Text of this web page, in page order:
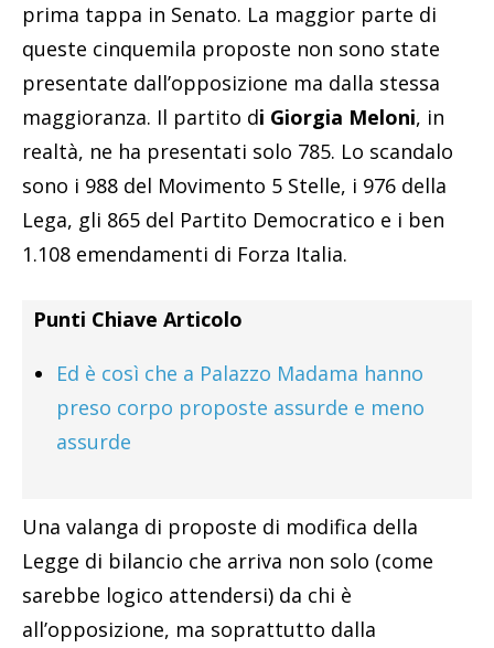
prima tappa in Senato. La maggior parte di
queste cinquemila proposte non sono state
presentate dall’opposizione ma dalla stessa
maggioranza. Il partito di Giorgia Meloni, in
realtà, ne ha presentati solo 785. Lo scandalo
sono i 988 del Movimento 5 Stelle, i 976 della
Lega, gli 865 del Partito Democratico e i ben
1.108 emendamenti di Forza Italia.
Punti Chiave Articolo
Ed è così che a Palazzo Madama hanno
preso corpo proposte assurde e meno
assurde
Una valanga di proposte di modifica della
Legge di bilancio che arriva non solo (come
sarebbe logico attendersi) da chi è
all’opposizione, ma soprattutto dalla